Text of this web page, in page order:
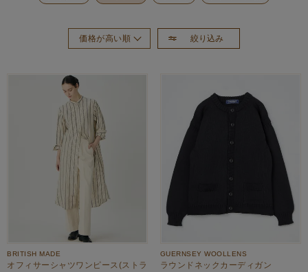
絞り込み
価格が高い順
価格が安い順
BRITISH MADE
オフィサーシャツワンピース(ストラ
GUERNSEY WOOLLENS
ラウンドネックカーディガン